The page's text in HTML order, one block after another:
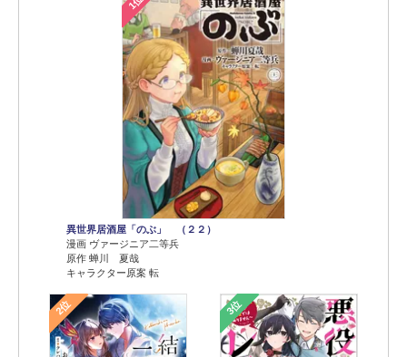
異世界居酒屋「のぶ」 （２２）
漫画 ヴァージニア二等兵
原作 蝉川 夏哉
キャラクター原案 転
2位 3位